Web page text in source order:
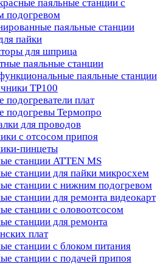
паяльные станции с
подогревом
паяльные станции
пайки
для шприца
паяльные станции
паяльные станции
TP100
плат
подогревы Термопро
для проводов
с отсосом припоя
пинцеты
станции ATTEN MS
станции для пайки микросхем
станции с нижним подогревом
станции для ремонта видеокарт
станции с оловоотсосом
станции для ремонта
плат
станции с блоком питания
станции с подачей припоя